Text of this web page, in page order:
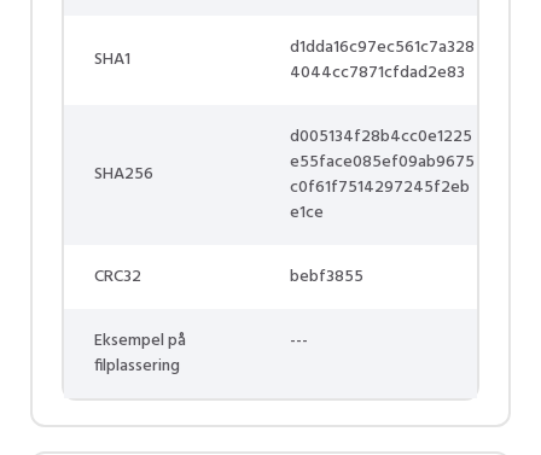
SHA1
d1dda16c97ec561c7a328
4044cc7871cfdad2e83
SHA256
d005134f28b4cc0e1225
e55face085ef09ab9675
c0f61f7514297245f2eb
e1ce
CRC32 bebf3855
Eksempel på
filplassering
---